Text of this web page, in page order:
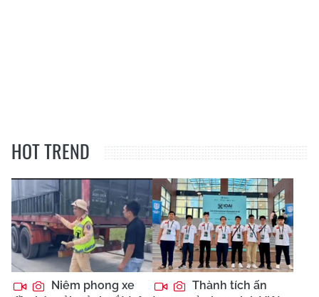
HOT TREND
Niêm phong xe
Thành tích ấn